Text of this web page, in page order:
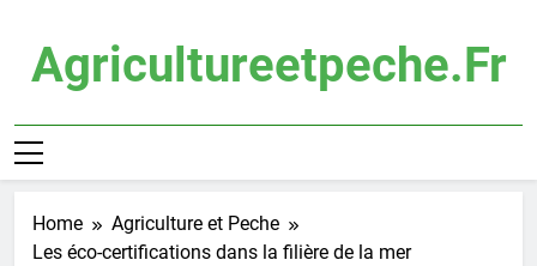
contentAgricultureetpeche.fr
Home
Agriculture et Peche
Les éco-certifications dans la filière de la mer